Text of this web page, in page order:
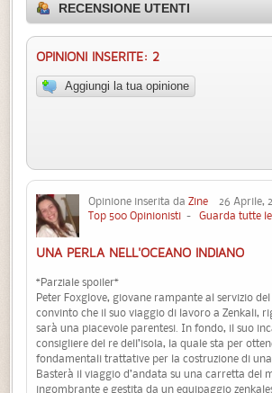
RECENSIONE UTENTI
OPINIONI INSERITE: 2
Aggiungi la tua opinione
Opinione inserita da Zine 26 Aprile,
Top 500 Opinionisti - Guarda tutte
UNA PERLA NELL'OCEANO INDIANO
*Parziale spoiler*
Peter Foxglove, giovane rampante al servizio
convinto che il suo viaggio di lavoro a Zenkali,
sarà una piacevole parentesi. In fondo, il suo
consigliere del re dell’isola, la quale sta per
fondamentali trattative per la costruzione di
Basterà il viaggio d’andata su una carretta del
ingombrante e gestita da un equipaggio